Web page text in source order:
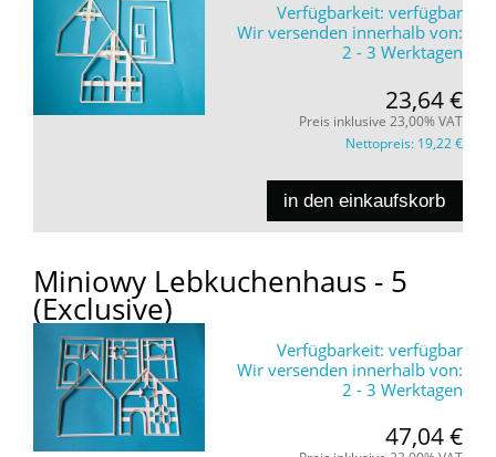
Verfügbarkeit: verfügbar
Wir versenden innerhalb von:
2 - 3 Werktagen
23,64 €
Preis inklusive 23,00% VAT
Nettopreis: 19,22 €
in den einkaufskorb
Miniowy Lebkuchenhaus - 5
(Exclusive)
Verfügbarkeit: verfügbar
Wir versenden innerhalb von:
2 - 3 Werktagen
47,04 €